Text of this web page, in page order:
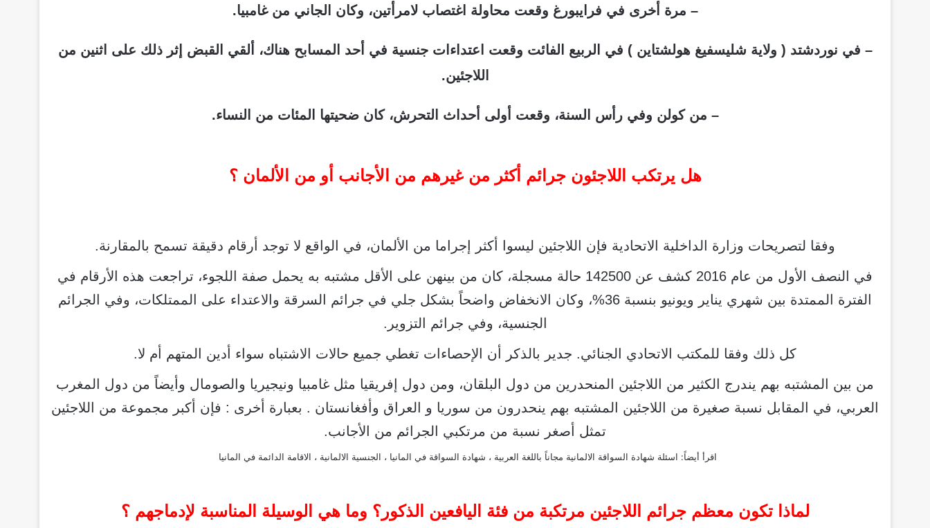
– مرة أخرى في فرايبورغ وقعت محاولة اغتصاب لامرأتين، وكان الجاني من غامبيا.
– في نوردشتد ( ولاية شليسفيغ هولشتاين ) في الربيع الفائت وقعت اعتداءات جنسية في أحد المسابح هناك، ألقي القبض إثر ذلك على اثنين من
اللاجئين.
– من كولن وفي رأس السنة، وقعت أولى أحداث التحرش، كان ضحيتها المئات من النساء.
هل يرتكب اللاجئون جرائم أكثر من غيرهم من الأجانب أو من الألمان ؟
وفقا لتصريحات وزارة الداخلية الاتحادية فإن اللاجئين ليسوا أكثر إجراما من الألمان، في الواقع لا توجد أرقام دقيقة تسمح بالمقارنة.
في النصف الأول من عام 2016 كشف عن 142500 حالة مسجلة، كان من بينهن على الأقل مشتبه به يحمل صفة اللجوء، تراجعت هذه الأرقام في
الفترة الممتدة بين شهري يناير ويونيو بنسبة 36%، وكان الانخفاض واضحاً بشكل جلي في جرائم السرقة والاعتداء على الممتلكات، وفي الجرائم
الجنسية، وفي جرائم التزوير.
كل ذلك وفقا للمكتب الاتحادي الجنائي. جدير بالذكر أن الإحصاءات تغطي جميع حالات الاشتباه سواء أدين المتهم أم لا.
من بين المشتبه بهم يندرج الكثير من اللاجئين المنحدرين من دول البلقان، ومن دول إفريقيا مثل غامبيا ونيجيريا والصومال وأيضاً من دول المغرب
العربي، في المقابل نسبة صغيرة من اللاجئين المشتبه بهم ينحدرون من سوريا و العراق وأفغانستان . بعبارة أخرى : فإن أكبر مجموعة من اللاجئين
تمثل أصغر نسبة من مرتكبي الجرائم من الأجانب.
اقرأ أيضاً: اسئلة شهادة السواقة الالمانية مجاناً باللغة العربية ، شهادة السواقة في المانيا ، الجنسية الالمانية ، الاقامة الدائمة في المانيا
لماذا تكون معظم جرائم اللاجئين مرتكبة من فئة اليافعين الذكور؟ وما هي الوسيلة المناسبة لإدماجهم ؟